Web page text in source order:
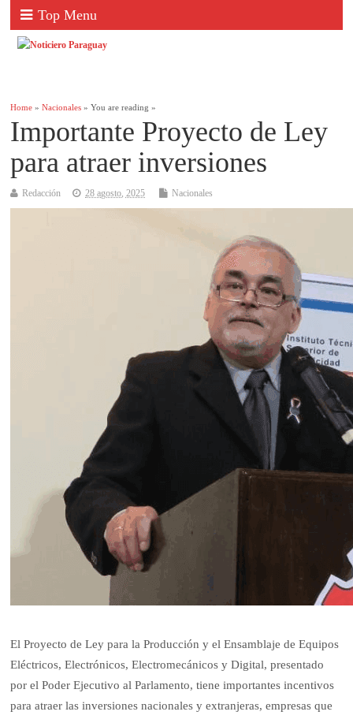
Top Menu
Home »Nacionales » You are reading »
Importante Proyecto de Ley
para atraer inversiones
Redacción 28 agosto, 2025 Nacionales
El Proyecto de Ley para la Producción y el Ensamblaje de Equipos
Eléctricos, Electrónicos, Electromecánicos y Digital, presentado
por el Poder Ejecutivo al Parlamento, tiene importantes incentivos
para atraer las inversiones nacionales y extranjeras, empresas que